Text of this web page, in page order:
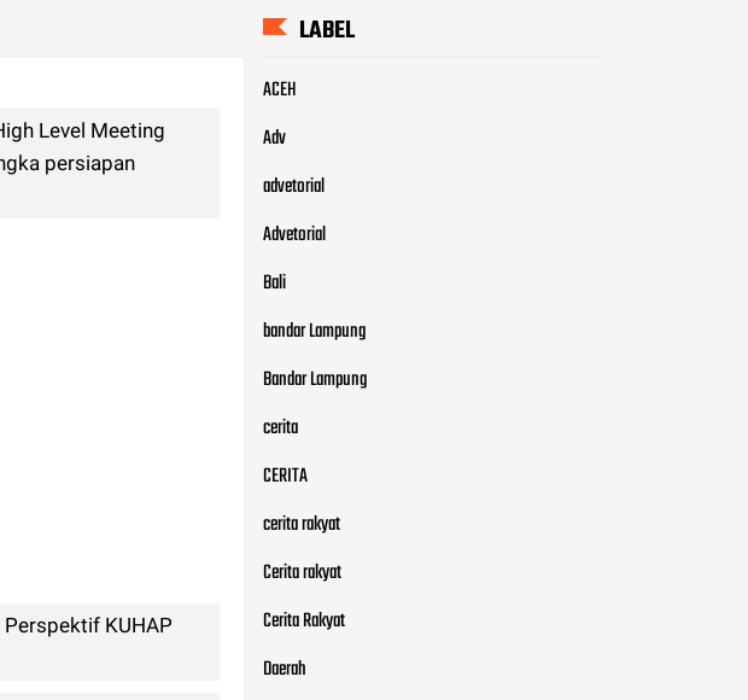
Level Meeting
persiapan
Perspektif KUHAP
LABEL
ACEH
Adv
advetorial
Advetorial
Bali
bandar Lampung
Bandar Lampung
cerita
CERITA
cerita rakyat
Cerita rakyat
Cerita Rakyat
Daerah